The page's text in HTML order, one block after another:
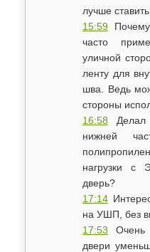
лучше
15:59
часто
уличной
ленту для
шва. Ведь
стороны
16:58 Делал
нижней
нагрузки с
дверь?
17:14
на УШП, без
17:53 Очень
двери